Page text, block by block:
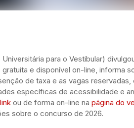
para o Vestibular)
gratuita e disponível on-line, informa
de taxa e as vagas
específicas de acessibilidade e
ou de forma on-line na página do
sobre o concurso de 2026.